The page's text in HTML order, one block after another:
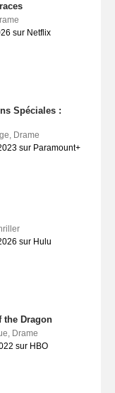
sur Netflix
Spéciales :
, Drame
sur Paramount+
sur Hulu
the Dragon
, Drame
sur HBO